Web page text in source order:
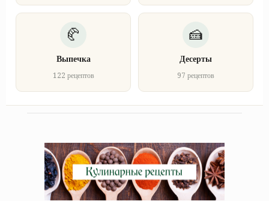
Выпечка
122 рецептов
Десерты
97 рецептов